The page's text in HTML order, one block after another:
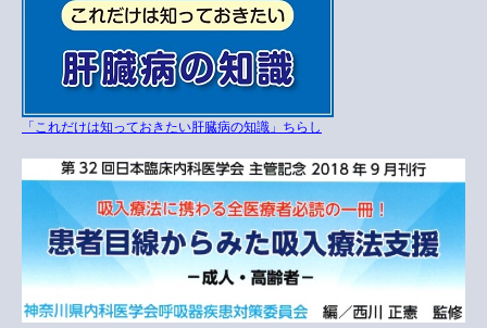
「これだけは知っておきたい肝臓病の知識」ちらし